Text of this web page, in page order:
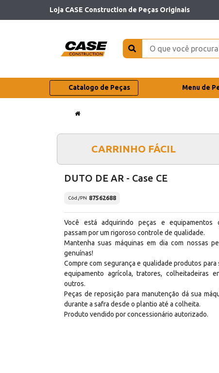
Loja CASE Construction de Peças Originais
Catalogo de Peças Menu de
CARRINHO FÁCIL
DUTO DE AR - Case CE
Cód./PN 87562688
Você está adquirindo peças e equipamentos
passam por um rigoroso controle de qualidade.
Mantenha suas máquinas em dia com nossas
genuínas!
Compre com segurança e qualidade produtos para
equipamento agrícola, tratores, colheitadeiras
outros.
Peças de reposição para manutenção dá sua
durante a safra desde o plantio até a colheita.
Produto vendido por concessionário autorizado.